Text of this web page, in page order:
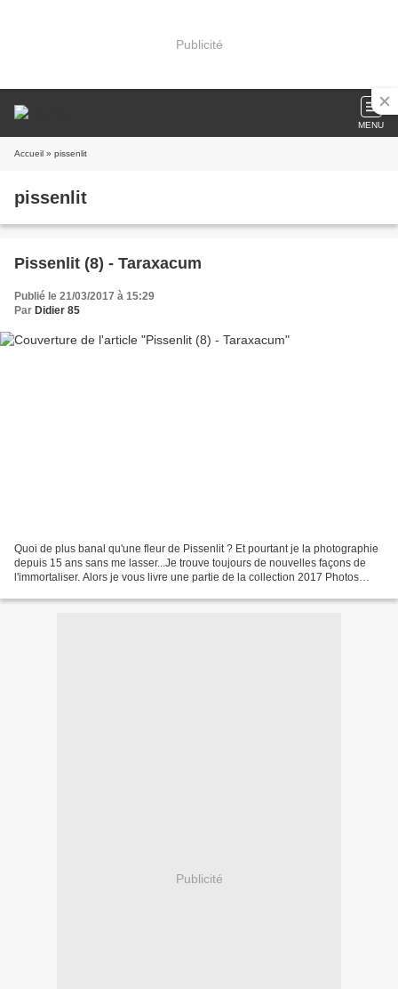
Publicité
MENU
Accueil » pissenlit
pissenlit
Pissenlit (8) - Taraxacum
Publié le 21/03/2017 à 15:29
Par Didier 85
Quoi de plus banal qu'une fleur de Pissenlit ? Et pourtant je la photographie
depuis 15 ans sans me lasser...Je trouve toujours de nouvelles façons de
l'immortaliser. Alors je vous livre une partie de la collection 2017 Photos
Publicité